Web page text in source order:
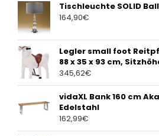
Tischleuchte SOLID
164,90€
Legler small foot
88 x 35 x 93 cm,
345,62€
vidaXL Bank 160 cm
Edelstahl
162,99€